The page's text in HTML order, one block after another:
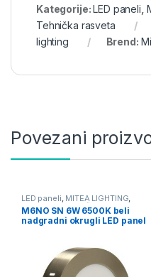
Kategorije:LED paneli
Tehnička rasveta
lighting
Brend:
Povezani
LED paneli MITEA LIGHTING
Nadgradni , Tehnička rasveta
M6NO SN 6W 6500K beli
nadgradni okrugli LED panel